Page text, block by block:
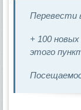
Перевести
+ 100
этого